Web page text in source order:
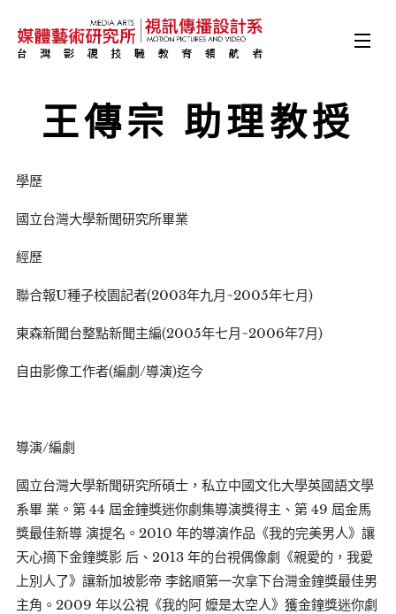
王傳宗 助理教授
學歷
國立台灣大學新聞研究所畢業
經歷
聯合報U種子校園記者(2003年九月~2005年七月)
東森新聞台整點新聞主編(2005年七月~2006年7月)
自由影像工作者(編劇/導演)迄今
導演/編劇
國立台灣大學新聞研究所碩士，私立中國文化大學英國語文學
系畢 業。第 44 屆金鐘獎迷你劇集導演獎得主、第 49 屆金馬
獎最佳新導 演提名。2010 年的導演作品《我的完美男人》讓
天心摘下金鐘獎影 后、2013 年的台視偶像劇《親愛的，我愛
上別人了》讓新加坡影帝 李銘順第一次拿下台灣金鐘獎最佳男
主角。2009 年以公視《我的阿 嬤是太空人》獲金鐘獎迷你劇